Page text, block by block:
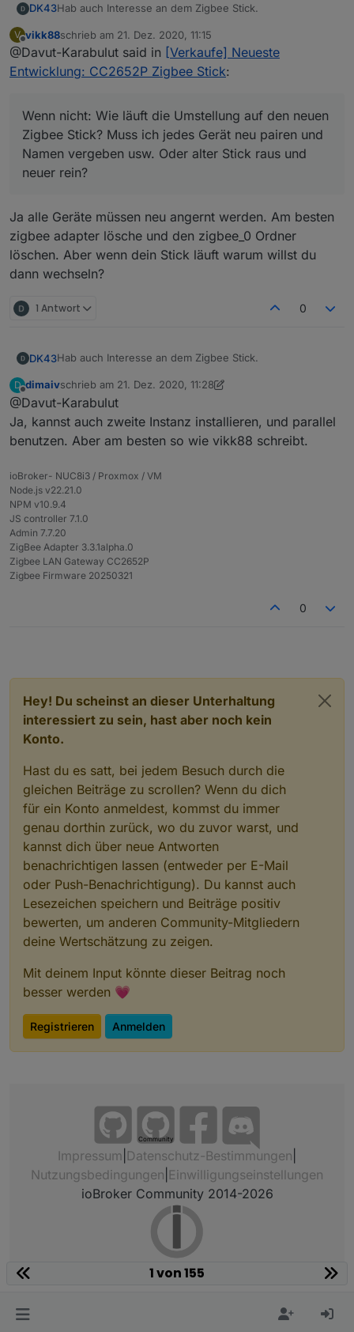
DK43Hab auch Interesse an dem Zigbee Stick.
Allerdings läuft mein stinknormaler Stick wunderbar und
macht auch keine Probleme.
Nutze den Stick momentan auf auf einem Raspberry Pi
auf einer 2. Instanz des Zigbee Adapters zu betreiben?
Zigbee Stick? Muss ich jedes Gerät neu pairen und
Namen vergeben usw. Oder alter Stick raus und neuer
V
Offline
vikk88schrieb am 21. Dez. 2020, 11:15
zuletzt editiert von
@Davut-Karabulut said in [Verkaufe] Neueste
Entwicklung: CC2652P Zigbee Stick:
Wenn nicht: Wie läuft die Umstellung auf den neuen
Zigbee Stick? Muss ich jedes Gerät neu pairen und
Namen vergeben usw. Oder alter Stick raus und
neuer rein?
Ja alle Geräte müssen neu angernt werden. Am besten
zigbee adapter lösche und den zigbee_0 Ordner
löschen. Aber wenn dein Stick läuft warum willst du
dann wechseln?
1 Antwort 0
DK43Hab auch Interesse an dem Zigbee Stick.
Allerdings läuft mein stinknormaler Stick wunderbar und
macht auch keine Probleme.
Nutze den Stick momentan auf auf einem Raspberry Pi
3b. Dieser hat ja mehrere USB ports.
Besteht nun die Möglichkeit diesen Zigbee Stick parallel
Wenn nicht: Wie läuft die Umstellung auf den neuen
Namen vergeben usw. Oder alter Stick raus und neuer
rein?
D
Offline
dimaivschrieb am 21. Dez. 2020, 11:28
zuletzt editiert von dimaiv
@Davut-Karabulut
Ja, kannst auch zweite Instanz installieren, und parallel
benutzen. Aber am besten so wie vikk88 schreibt.
ioBroker- NUC8i3 / Proxmox / VM
Node.js v22.21.0
NPM v10.9.4
JS controller 7.1.0
Admin 7.7.20
ZigBee Adapter 3.3.1alpha.0
Zigbee LAN Gateway CC2652P
Zigbee Firmware 20250321
0
Hey! Du scheinst an dieser Unterhaltung
interessiert zu sein, hast aber noch kein
Konto.
Hast du es satt, bei jedem Besuch durch die
gleichen Beiträge zu scrollen? Wenn du dich
für ein Konto anmeldest, kommst du immer
genau dorthin zurück, wo du zuvor warst, und
kannst dich über neue Antworten
benachrichtigen lassen (entweder per E-Mail
oder Push-Benachrichtigung). Du kannst auch
Lesezeichen speichern und Beiträge positiv
bewerten, um anderen Community-Mitgliedern
deine Wertschätzung zu zeigen.
Mit deinem Input könnte dieser Beitrag noch
besser werden 💗
Registrieren Anmelden
Community
Impressum Datenschutz-Bestimmungen
Nutzungsbedingungen Einwilligungseinstellungen
ioBroker Community 2014-2026
1 von 155